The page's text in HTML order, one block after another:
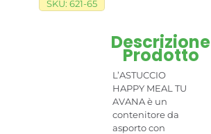
SKU: 621-65
Descrizione
Prodotto
L’ASTUCCIO
HAPPY MEAL TU
AVANA è un
contenitore da
asporto con